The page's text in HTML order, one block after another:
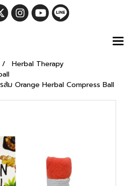
Herbal Therapy
ส้ม Orange Herbal Compress Ball